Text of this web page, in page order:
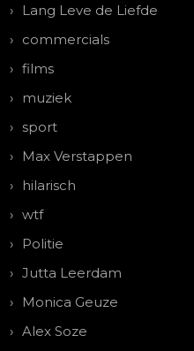
Lang Leve de Liefde
commercials
films
muziek
sport
Max Verstappen
hilarisch
wtf
Politie
Jutta Leerdam
Monica Geuze
Alex Soze